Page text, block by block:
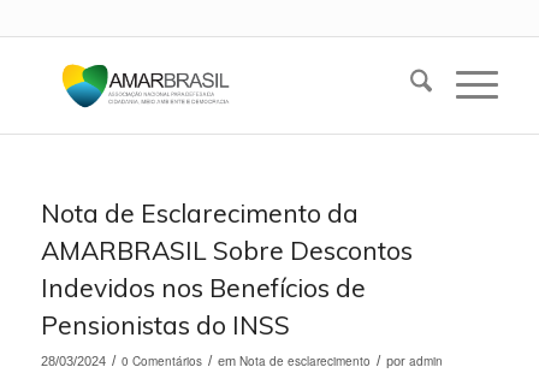
Nota de Esclarecimento da
AMARBRASIL Sobre Descontos
Indevidos nos Benefícios de
Pensionistas do INSS
28/03/2024 / 0 Comentários / em Nota de esclarecimento / por admin